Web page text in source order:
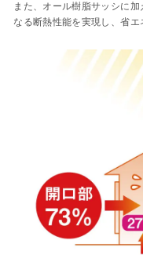
また、オール樹脂サッシに
なる断熱性能を実現し、省エ